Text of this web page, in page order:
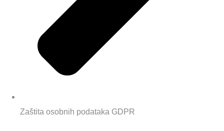
Zaštita osobnih podataka GDPR